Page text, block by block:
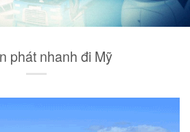
phát nhanh đi Mỹ